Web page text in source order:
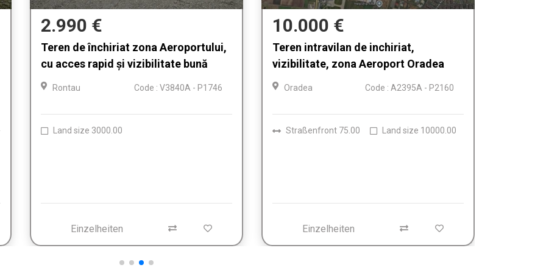
10.000 €
Teren intravilan de inchiriat,
vizibilitate, zona Aeroport Oradea
Oradea Code : A2395A - P2160
Straßenfront 75.00
Einzelheiten
750 €
Teren intravilan de inchiriat, zona cu
vizibilitate, Grigorescu, Oradea
Oradea Code : A2395 - P2159
Straßenfront 30.00 Land size 614.00
Einzelheiten